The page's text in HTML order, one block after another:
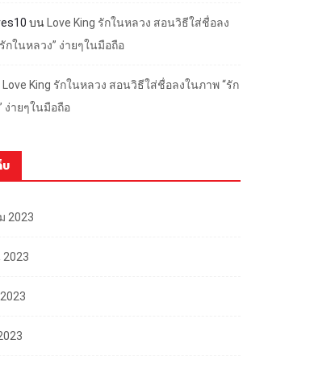
บนLove King รักในหลวง สอนวิธีใส่ชื่อลง
กในหลวง” ง่ายๆในมือถือ
Love King รักในหลวง สอนวิธีใส่ชื่อลงในภาพ “รัก
ง่ายๆในมือถือ
บ
2023